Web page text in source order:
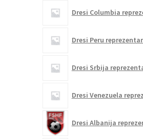
Dresi Columbia
Dresi Peru
Dresi Srbija
Dresi Venezuela
Dresi Albanija